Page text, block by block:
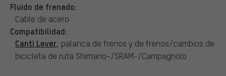
Fluido de frenado:
Cable de acero
Compatibilidad:
Canti Lever, palanca de frenos y de frenos/cambios de
bicicleta de ruta Shimano-/SRAM-/Campagnolo